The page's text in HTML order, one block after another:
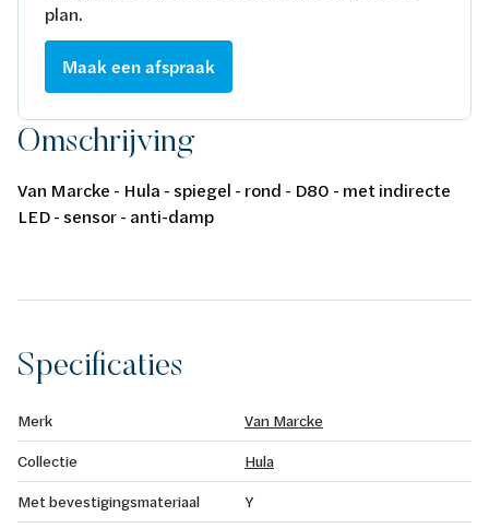
plan.
Maak een afspraak
Omschrijving
Van Marcke - Hula - spiegel - rond - D80 - met indirecte
LED - sensor - anti-damp
Specificaties
Merk
Van Marcke
Collectie
Hula
Met bevestigingsmateriaal
Y